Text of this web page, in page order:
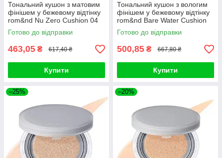
Тональний кушон з матовим
фінішем у бежевому відтінку
rom&nd Nu Zero Cushion 04
Beige 23 SPF24 PA++
Готово до відправки
463,05 ₴ 617,40 ₴
Купити
Тональний кушон з вологим
фінішем у бежевому відтінку
rom&nd Bare Water Cushion
04 Beige 23 SPF38 PA
Готово до відправки
500,85 ₴ 667,80 ₴
Купити
–25% –20%